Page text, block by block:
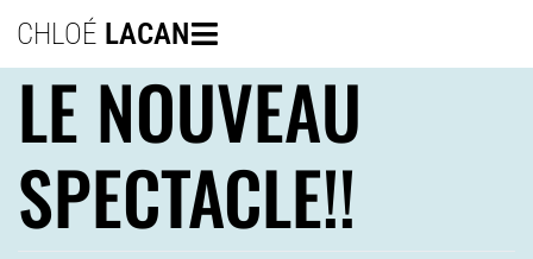
CHLOÉ LACAN
LE NOUVEAU
SPECTACLE!!